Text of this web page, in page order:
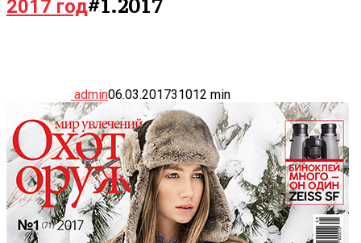
2017 год#1.2017
admin06.03.201731012 min